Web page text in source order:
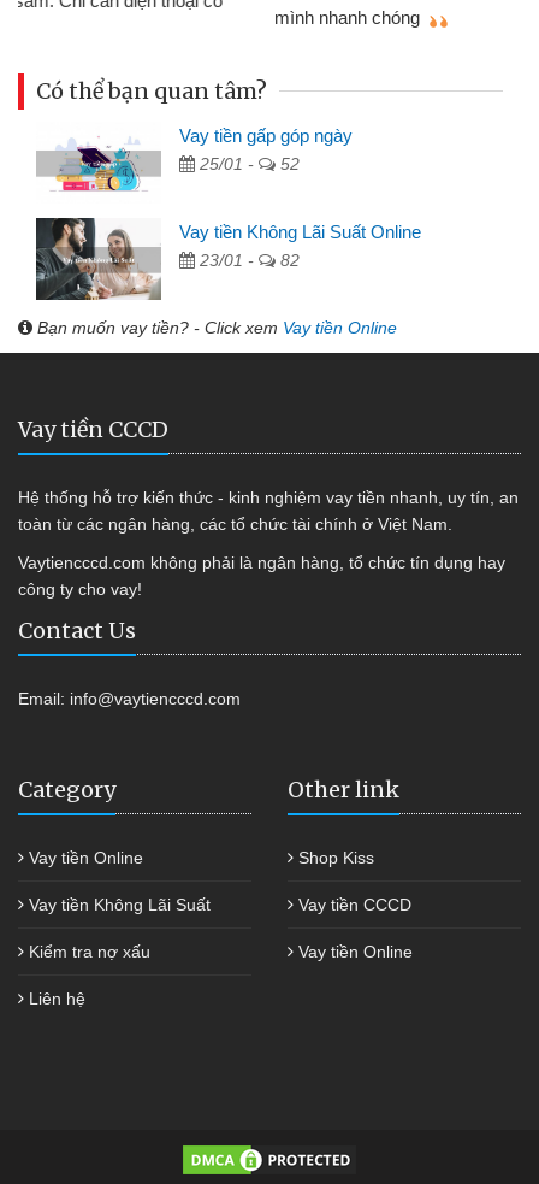
Có thể bạn quan tâm?
Vay tiền gấp góp ngày
25/01 - 52
Vay tiền Không Lãi Suất Online
23/01 - 82
Bạn muốn vay tiền? - Click xem Vay tiền Online
Vay tiền CCCD
Hệ thống hỗ trợ kiến thức - kinh nghiệm vay tiền nhanh, uy tín, an
toàn từ các ngân hàng, các tổ chức tài chính ở Việt Nam.
Vaytiencccd.com không phải là ngân hàng, tổ chức tín dụng hay
công ty cho vay!
Contact Us
Email: info@vaytiencccd.com
Category
Vay tiền Online
Vay tiền Không Lãi Suất
Kiểm tra nợ xấu
Liên hệ
Other link
Shop Kiss
Vay tiền CCCD
Vay tiền Online